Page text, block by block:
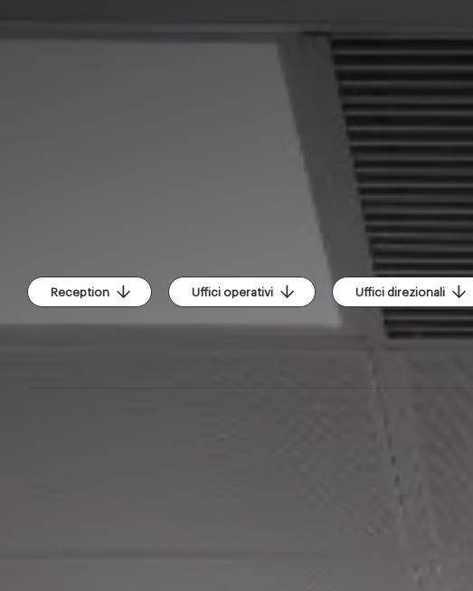
Reception Uffici operativi Uffici direzionali